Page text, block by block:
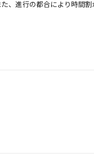
、進行の都合により時間割